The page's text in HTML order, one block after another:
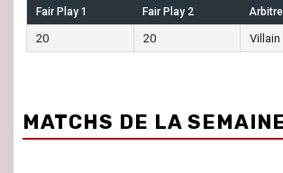
Fair Play 1 Fair Play 2 Arbitre
20 20 Villain
MATCHS DE LA